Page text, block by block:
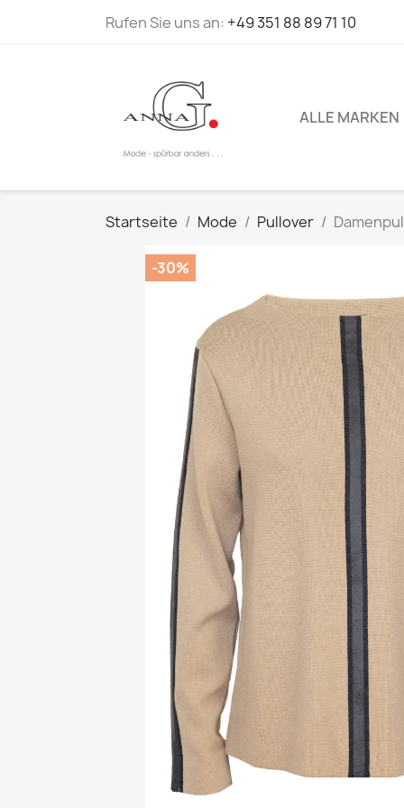
Rufen Sie uns an: +49 351 88 89 71 10
ALLE MARKEN
Startseite Mode Pullover
-30%